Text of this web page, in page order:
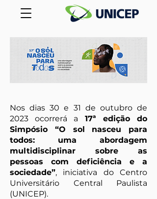
Nos dias 30 e 31 de outubro de
2023 ocorrerá a 17ª edição do
Simpósio “O sol nasceu para
todos: uma abordagem
multidisciplinar sobre as
pessoas com deficiência e a
sociedade”, iniciativa do Centro
Universitário Central Paulista
(UNICEP).